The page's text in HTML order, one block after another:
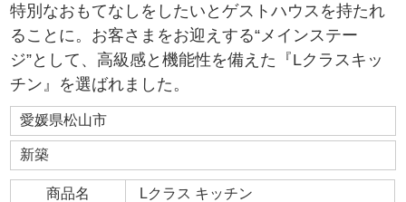
特別なおもてなしをしたいとゲストハウスを持たれ
ることに。お客さまをお迎えする“メインステー
ジ”として、高級感と機能性を備えた『Lクラスキッ
チン』を選ばれました。
愛媛県松山市
新築
商品名 Lクラス キッチン